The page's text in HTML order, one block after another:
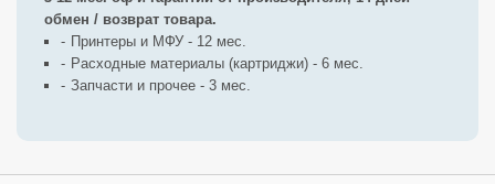
обмен / возврат товара.
Принтеры и МФУ - 12 мес.
Расходные материалы (картриджи) - 6 мес.
Запчасти и прочее - 3 мес.